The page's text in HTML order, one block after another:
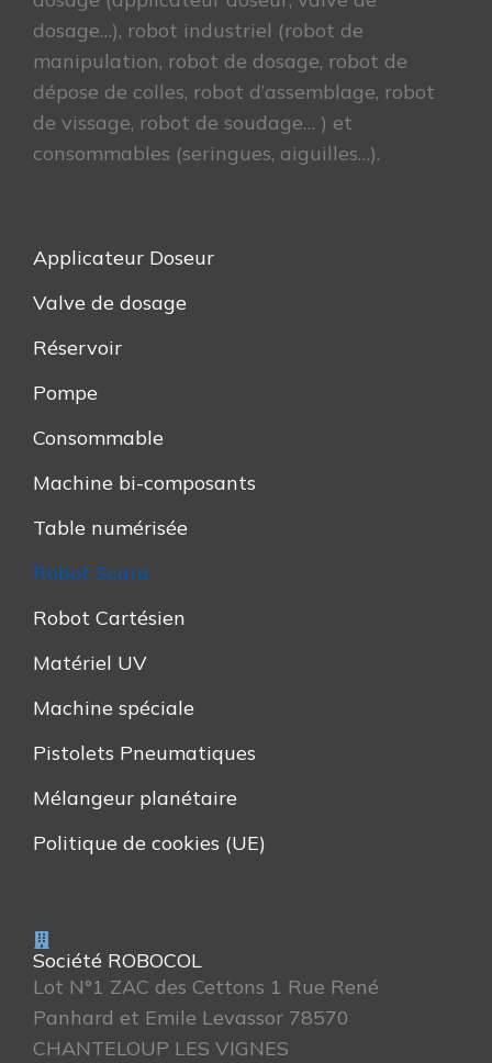
dosage…), robot industriel (robot de
manipulation, robot de dosage, robot de
dépose de colles, robot d’assemblage, robot
de vissage, robot de soudage… ) et
consommables (seringues, aiguilles…).
Applicateur Doseur
Valve de dosage
Réservoir
Pompe
Consommable
Machine bi-composants
Table numérisée
Robot Scara
Robot Cartésien
Matériel UV
Machine spéciale
Pistolets Pneumatiques
Mélangeur planétaire
Politique de cookies (UE)
Société ROBOCOL
Lot N°1 ZAC des Cettons 1 Rue René
Panhard et Emile Levassor 78570
CHANTELOUP LES VIGNES